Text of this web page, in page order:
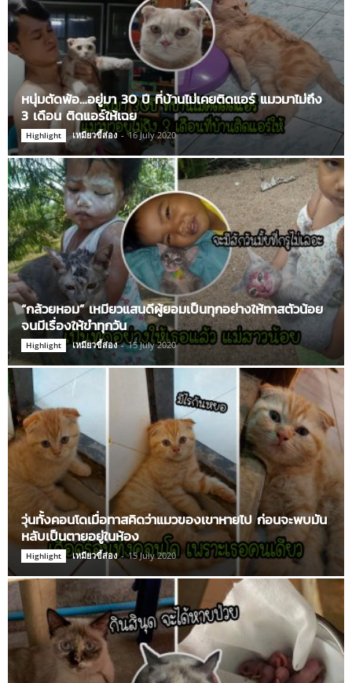
หนุ่มตัดพ้อ…อยู่มา 30 ปี ที่บ้านไม่เคยติดแอร์ แมวมาไม่ถึง
3 เดือน ติดแอร์ให้เฉย
Highlight เหมียวขี้ส่อง - 16 July 2020
“กล้วยหอม” เหมียวแสนดีผู้ยอมเป็นทุกอย่างให้ทาสตัวน้อย
จนมีเรื่องให้ขำทุกวัน
Highlight เหมียวขี้ส่อง - 15 July 2020
วุ่นทั้งคอนโดเมื่อทาสคิดว่าแมวของเขาหายไป ก่อนจะพบมัน
หลับเป็นตายอยู่ในห้อง
Highlight เหมียวขี้ส่อง - 15 July 2020